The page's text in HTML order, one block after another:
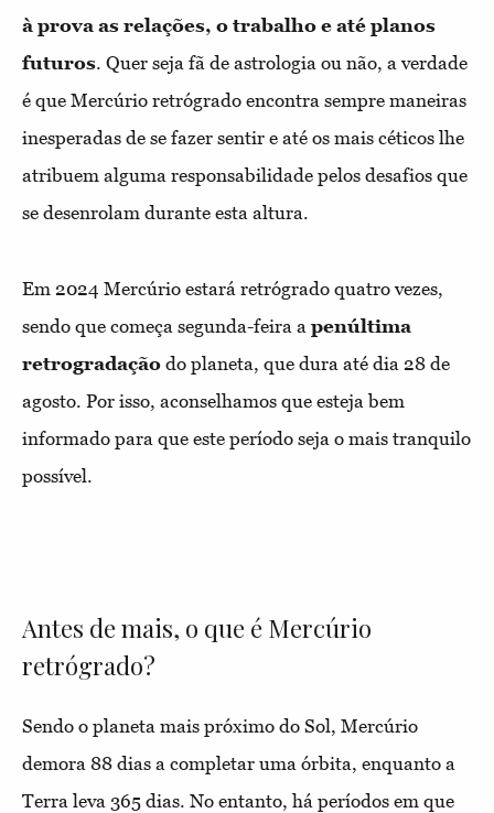
à prova as relações, o trabalho e até planos
futuros. Quer seja fã de astrologia ou não, a verdade
é que Mercúrio retrógrado encontra sempre maneiras
inesperadas de se fazer sentir e até os mais céticos lhe
atribuem alguma responsabilidade pelos desafios que
se desenrolam durante esta altura.
Em 2024 Mercúrio estará retrógrado quatro vezes,
sendo que começa segunda-feira a penúltima
retrogradação do planeta, que dura até dia 28 de
agosto. Por isso, aconselhamos que esteja bem
informado para que este período seja o mais tranquilo
possível.
Antes de mais, o que é Mercúrio
retrógrado?
Sendo o planeta mais próximo do Sol, Mercúrio
demora 88 dias a completar uma órbita, enquanto a
Terra leva 365 dias. No entanto, há períodos em que